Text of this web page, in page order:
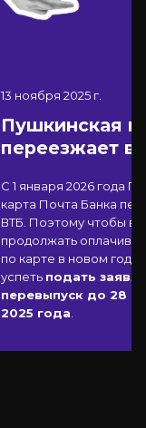
13 ноября 2025 г.
Пушкинская
переезжает в
С 1 января 2026 года
карта Почта Банка
ВТБ . Поэтому чтобы
продолжать
по карте в новом
успеть подать
перевыпуск до 28
2025 года